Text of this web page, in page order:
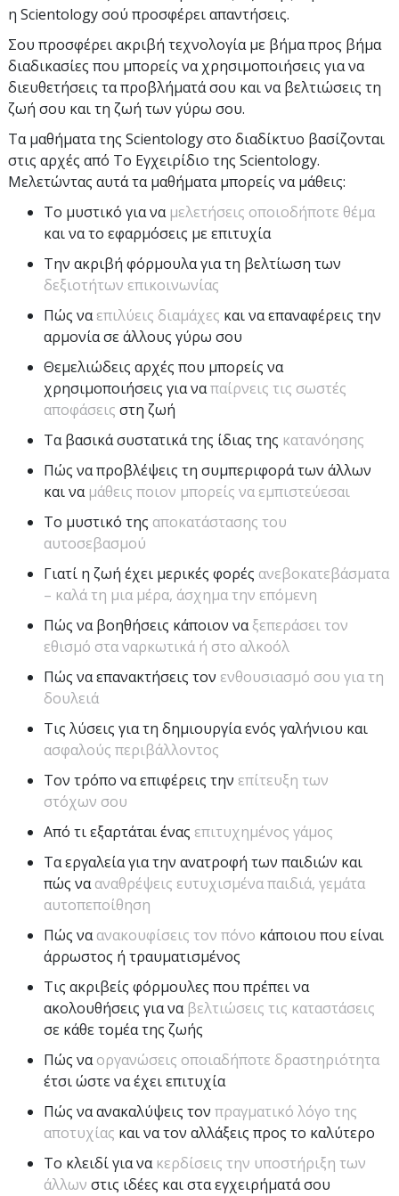
η Scientology σού προσφέρει απαντήσεις.
Σου προσφέρει ακριβή τεχνολογία με βήμα προς βήμα
διαδικασίες που μπορείς να χρησιμοποιήσεις για να
διευθετήσεις τα προβλήματά σου και να βελτιώσεις τη
ζωή σου και τη ζωή των γύρω σου.
Τα μαθήματα της Scientology στο διαδίκτυο βασίζονται
στις αρχές από Το Εγχειρίδιο της Scientology.
Μελετώντας αυτά τα μαθήματα μπορείς να μάθεις:
Το μυστικό για να μελετήσεις οποιοδήποτε θέμα
και να το εφαρμόσεις με επιτυχία
Την ακριβή φόρμουλα για τη βελτίωση των
δεξιοτήτων επικοινωνίας
Πώς ναεπιλύεις διαμάχες και να επαναφέρεις την
αρμονία σε άλλους γύρω σου
Θεμελιώδεις αρχές που μπορείς να
χρησιμοποιήσεις για ναπαίρνεις τις σωστές
αποφάσεις στη ζωή
Τα βασικά συστατικά της ίδιας της κατανόησης
Πώς να προβλέψεις τη συμπεριφορά των άλλων
και να μάθεις ποιον μπορείς να εμπιστεύεσαι
Το μυστικό της αποκατάστασης του
αυτοσεβασμού
Γιατί η ζωή έχει μερικές φορές ανεβοκατεβάσματα
– καλά τη μια μέρα, άσχημα την επόμενη
Πώς να βοηθήσεις κάποιον ναξεπεράσει τον
εθισμό στα ναρκωτικά ή στο αλκοόλ
Πώς να επανακτήσεις τον ενθουσιασμό σου για τη
δουλειά
Τις λύσεις για τη δημιουργία ενός γαλήνιου και
ασφαλούς περιβάλλοντος
Τον τρόπο να επιφέρεις την επίτευξη των
στόχων σου
Από τι εξαρτάται ένας επιτυχημένος γάμος
Τα εργαλεία για την ανατροφή των παιδιών και
πώς νααναθρέψεις ευτυχισμένα παιδιά, γεμάτα
αυτοπεποίθηση
Πώς ναανακουφίσεις τον πόνο κάποιου που είναι
άρρωστος ή τραυματισμένος
Τις ακριβείς φόρμουλες που πρέπει να
ακολουθήσεις για να βελτιώσεις τις καταστάσεις
σε κάθε τομέα της ζωής
Πώς ναοργανώσεις οποιαδήποτε δραστηριότητα
έτσι ώστε να έχει επιτυχία
Πώς να ανακαλύψεις τον πραγματικό λόγο της
αποτυχίας και να τον αλλάξεις προς το καλύτερο
Το κλειδί για να κερδίσεις την υποστήριξη των
άλλων στις ιδέες και στα εγχειρήματά σου